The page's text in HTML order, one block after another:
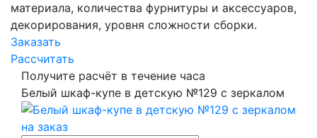
материала, количества фурнитуры и аксессуаров,
декорирования, уровня сложности сборки.
Заказать
Рассчитать
Получите расчёт в течение часа
Белый шкаф-купе в детскую №129 с зеркалом